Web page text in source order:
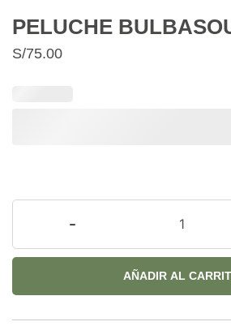
PELUCHE
S/75.00
-
AÑADIR AL